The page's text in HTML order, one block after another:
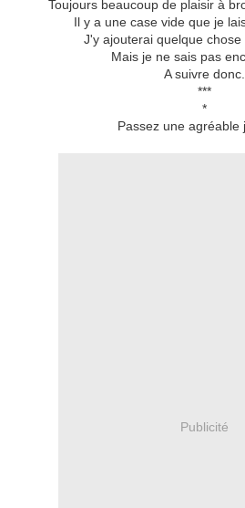
Toujours beaucoup de plaisir à
Il y a une case vide que je
J'y ajouterai quelque chose
Mais je ne sais pas
A suivre donc.
***
*
Passez une agréable
Publicité